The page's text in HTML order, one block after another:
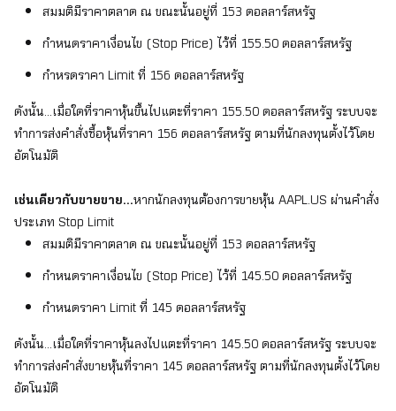
สมมติมีราคาตลาด ณ ขณะนั้นอยู่ที่ 153 ดอลลาร์สหรัฐ
กำหนดราคาเงื่อนไข (Stop Price) ไว้ที่ 155.50 ดอลลาร์สหรัฐ
กำหรดราคา Limit ที่ 156 ดอลลาร์สหรัฐ
ดังนั้น...เมื่อใดที่ราคาหุ้นขึ้นไปแตะที่ราคา 155.50 ดอลลาร์สหรัฐ ระบบจะ
ทำการส่งคำสั่งซื้อหุ้นที่ราคา 156 ดอลลาร์สหรัฐ ตามที่นักลงทุนตั้งไว้โดย
อัตโนมัติ
เช่นเดียวกับขายขาย...หากนักลงทุนต้องการขายหุ้น AAPL.US ผ่านคำสั่ง
ประเภท Stop Limit
สมมติมีราคาตลาด ณ ขณะนั้นอยู่ที่ 153 ดอลลาร์สหรัฐ
กำหนดราคาเงื่อนไข (Stop Price) ไว้ที่ 145.50 ดอลลาร์สหรัฐ
กำหนดราคา Limit ที่ 145 ดอลลาร์สหรัฐ
ดังนั้น...เมื่อใดที่ราคาหุ้นลงไปแตะที่ราคา 145.50 ดอลลาร์สหรัฐ ระบบจะ
ทำการส่งคำสั่งขายหุ้นที่ราคา 145 ดอลลาร์สหรัฐ ตามที่นักลงทุนตั้งไว้โดย
อัตโนมัติ